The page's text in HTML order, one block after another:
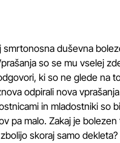
smrtonosna duševna
so se mu vselej
ki so ne glede na
odpirali nova
in mladostniki so
pa malo. Zakaj je bolezen
skoraj samo